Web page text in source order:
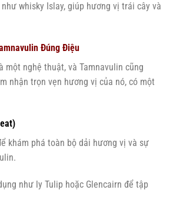
whisky Islay, giúp hương vị trái cây và
Đúng Điệu
một nghệ thuật, và Tamnavulin cũng
nhận trọn vẹn hương vị của nó, có một
khám phá toàn bộ dải hương vị và sự
như ly Tulip hoặc Glencairn để tập